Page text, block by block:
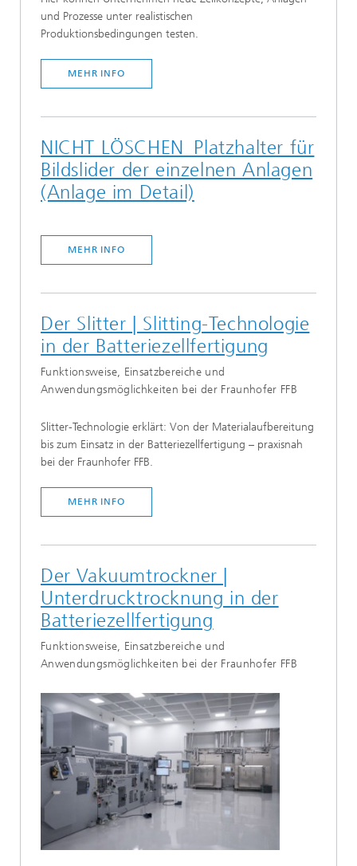
und Prozesse unter realistischen
Produktionsbedingungen testen.
MEHR INFO
NICHT LÖSCHEN_Platzhalter für
Bildslider der einzelnen Anlagen
(Anlage im Detail)
MEHR INFO
Der Slitter | Slitting-Technologie
in der Batteriezellfertigung
Funktionsweise, Einsatzbereiche und
Anwendungsmöglichkeiten bei der Fraunhofer FFB
Slitter-Technologie erklärt: Von der Materialaufbereitung
bis zum Einsatz in der Batteriezellfertigung – praxisnah
bei der Fraunhofer FFB.
MEHR INFO
Der Vakuumtrockner |
Unterdrucktrocknung in der
Batteriezellfertigung
Funktionsweise, Einsatzbereiche und
Anwendungsmöglichkeiten bei der Fraunhofer FFB